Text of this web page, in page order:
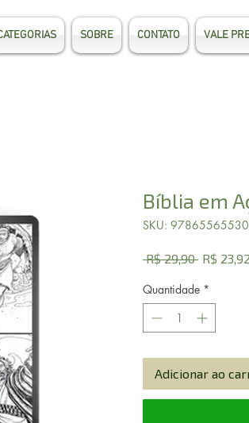
SOBRE CONTATO VALE
Bíblia em
SKU:
R$ 29,90 Preço
R$ 23,92
Quantidade *
Adicionar ao